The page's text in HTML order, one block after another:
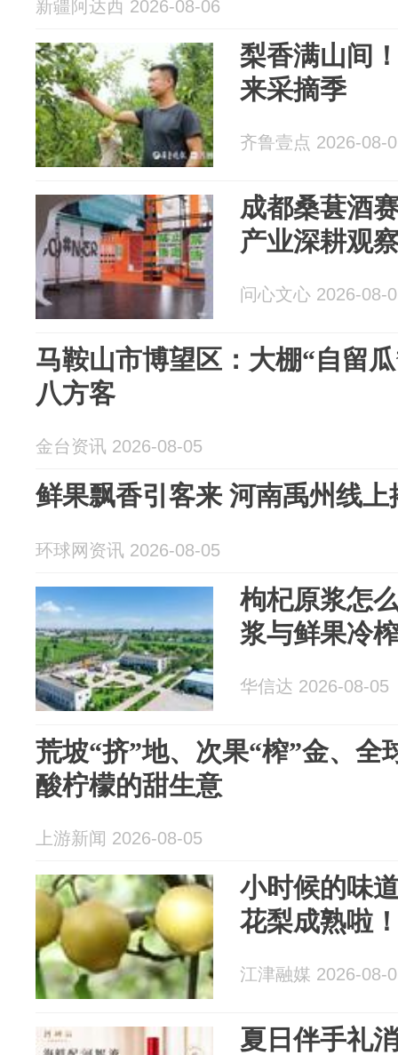
新疆阿达西 2026-08-06
梨香满山间
来采摘季
齐鲁壹点 2026-08-
成都桑葚酒
产业深耕观
问心文心 2026-08-
马鞍山市博望区：大棚“自留
八方客
金台资讯 2026-08-05
鲜果飘香引客来 河南禹州线
环球网资讯 2026-08-05
枸杞原浆怎
浆与鲜果冷
华信达 2026-08-05
荒坡“挤”地、次果“榨”金、全
酸柠檬的甜生意
上游新闻 2026-08-05
小时候的味
花梨成熟啦
江津融媒 2026-08-
夏日伴手礼